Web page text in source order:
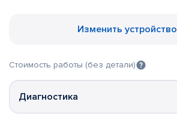
Изменить устройство
Стоимость работы (без детали)
Диагностика